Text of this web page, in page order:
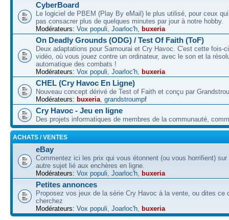
CyberBoard
Le logiciel de PBEM (Play By eMail) le plus utilisé, pour ceux
pas consacrer plus de quelques minutes par jour à notre hobby.
Modérateurs: Vox populi, Joarloc'h, buxeria
On Deadly Grounds (ODG) / Test Of Faith (ToF)
Deux adaptations pour Samourai et Cry Havoc. C'est cette fois-
vidéo, où vous jouez contre un ordinateur, avec le son et la
automatique des combats !
Modérateurs: Vox populi, Joarloc'h, buxeria
CHEL (Cry Havoc En Ligne)
Nouveau concept dérivé de Test of Faith et conçu par
Modérateurs: buxeria, grandstroumpf
Cry Havoc - Jeu en ligne
Des projets informatiques de membres de la communauté,
ACHATS / VENTES
eBay
Commentez ici les prix qui vous étonnent (ou vous horrifient)
autre sujet lié aux enchères en ligne.
Modérateurs: Vox populi, Joarloc'h, buxeria
Petites annonces
Proposez vos jeux de la série Cry Havoc à la vente, ou dites ce
cherchez
Modérateurs: Vox populi, Joarloc'h, buxeria